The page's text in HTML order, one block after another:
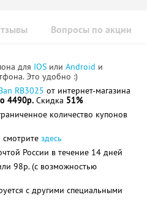
Вопросы по акции
для IOS или Android и
Это удобно :)
RB3025 от интернет-магазина
4490р. Скидка 51%
количество купонов
смотрите здесь
России в течение 14 дней
98р. (с возможностью
с другими специальными